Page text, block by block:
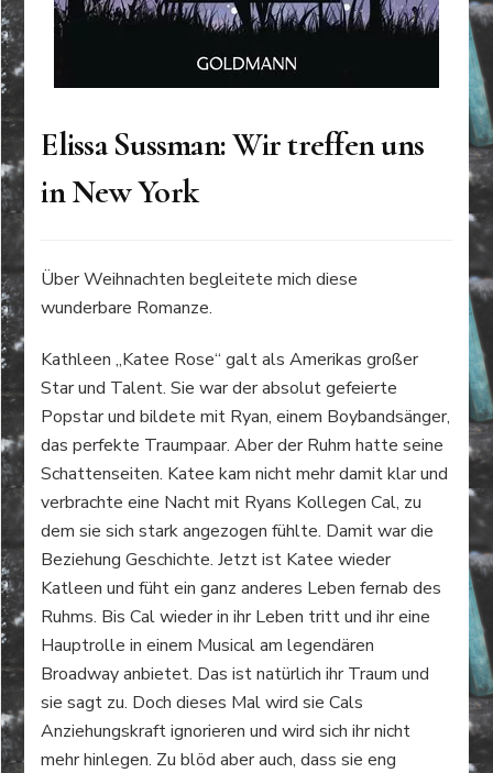
Elissa Sussman: Wir treffen uns
in New York
Über Weihnachten begleitete mich diese
wunderbare Romanze.
Kathleen „Katee Rose“ galt als Amerikas großer
Star und Talent. Sie war der absolut gefeierte
Popstar und bildete mit Ryan, einem Boybandsänger,
das perfekte Traumpaar. Aber der Ruhm hatte seine
Schattenseiten. Katee kam nicht mehr damit klar und
verbrachte eine Nacht mit Ryans Kollegen Cal, zu
dem sie sich stark angezogen fühlte. Damit war die
Beziehung Geschichte. Jetzt ist Katee wieder
Katleen und füht ein ganz anderes Leben fernab des
Ruhms. Bis Cal wieder in ihr Leben tritt und ihr eine
Hauptrolle in einem Musical am legendären
Broadway anbietet. Das ist natürlich ihr Traum und
sie sagt zu. Doch dieses Mal wird sie Cals
Anziehungskraft ignorieren und wird sich ihr nicht
mehr hinlegen. Zu blöd aber auch, dass sie eng